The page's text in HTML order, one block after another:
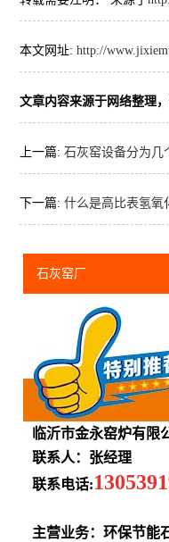
本文网址: http://
文章内容来源于网络整理
上一篇: 石灰窑设备分为几
下一篇: 什么是高比表氢氧
石灰窑厂
临沂市金永窑炉有限
联系人：张经理
联系电话:
主营业务：环保节能